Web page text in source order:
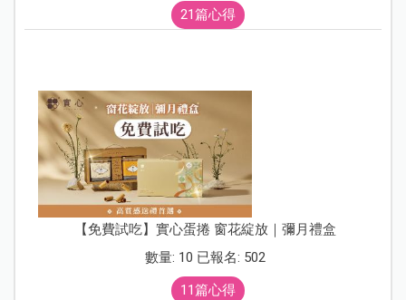
21篇心得
【免費試吃】實心蛋捲 窗花綻放｜彌月禮盒
數量: 10 已報名: 502
11篇心得